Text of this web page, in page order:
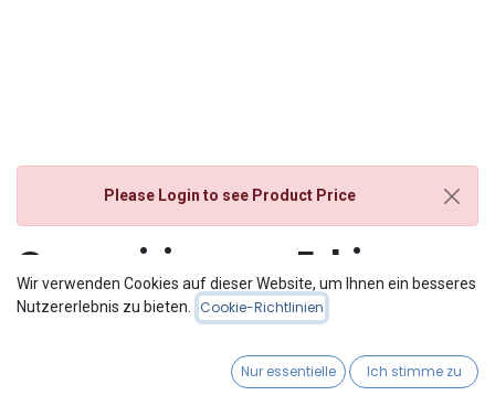
Please Login to see Product Price
Gummiringe zu Erki
Wir verwenden Cookies auf dieser Website, um Ihnen ein besseres
Nutzererlebnis zu bieten.
Cookie-Richtlinien
Nur essentielle Ich stimme zu